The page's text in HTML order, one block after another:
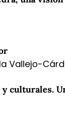
Vallejo-
culturales.